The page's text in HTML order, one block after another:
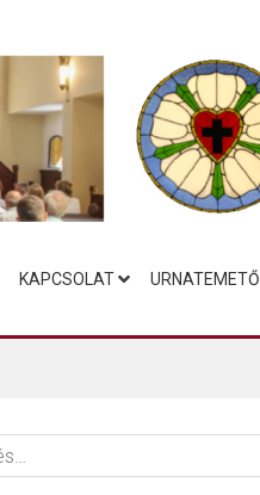
KAPCSOLAT URNATEMETŐ